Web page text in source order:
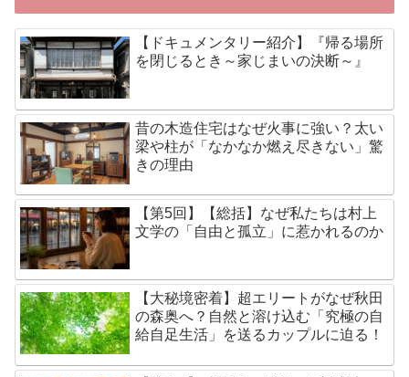
【ドキュメンタリー紹介】『帰る場所
を閉じるとき～家じまいの決断～』
昔の木造住宅はなぜ火事に強い？太い
梁や柱が「なかなか燃え尽きない」驚
きの理由
【第5回】【総括】なぜ私たちは村上
文学の「自由と孤立」に惹かれるのか
【大秘境密着】超エリートがなぜ秋田
の森奥へ？自然と溶け込む「究極の自
給自足生活」を送るカップルに迫る！